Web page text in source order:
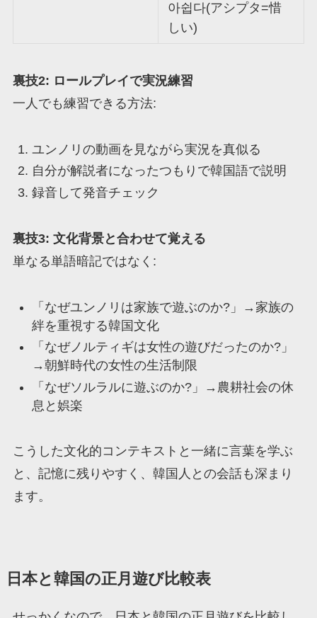
아쉽다(アシプタ=惜
しい)
裏技2: ロールプレイで実況練習
一人でも練習できる方法:
ユンノリの動画を見ながら実況を真似る
自分が解説者になったつもりで韓国語で説明
録音して発音チェック
裏技3: 文化背景と合わせて覚える
単なる単語暗記ではなく:
「なぜユンノリは家族で遊ぶのか?」→家族の
絆を重視する韓国文化
「なぜノルティギは女性の遊びだったのか?」
→朝鮮時代の女性の生活制限
「なぜソルラルに遊ぶのか?」→農耕社会の休
息と娯楽
こうした文化的コンテキストと一緒に言葉を学ぶ
と、記憶に残りやすく、韓国人との会話も深まり
ます。
日本と韓国の正月遊び比較表